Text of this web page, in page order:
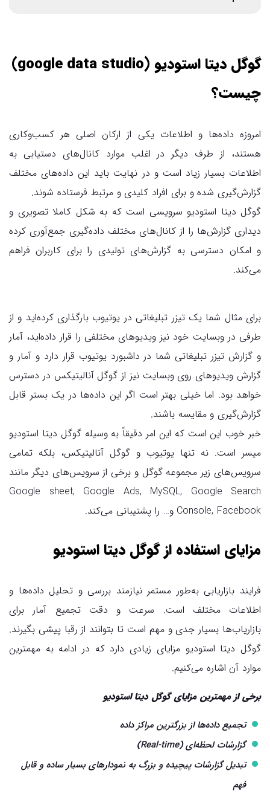
گوگل دیتا استودیو (google data studio)
چیست؟
امروزه داده‌ها و اطلاعات یکی از ارکان اصلی هر کسب‌وکاری
هستند، از طرف دیگر در اغلب موارد کانال‌های دستیابی به
اطلاعات بسیار زیاد است و در نهایت باید این داده‌های مختلف
گزارش‌گیری شده و برای افراد کلیدی و مرتبط فرستاده شوند.
گوگل دیتا استودیو سرویسی است که به شکل کاملا تصویری و
دیداری گزارش‌ها را از کانال‌های مختلف داده‌گیری جمع‌آوری کرده
و امکان دسترسی به گزارش‌های تولیدی را برای کاربران فراهم
می‌کند.
برای مثال شما یک تیزر تبلیغاتی در یوتیوب بارگذاری کرده‌اید و از
طرفی در وبسایت خود نیز ویدیوهای مختلفی را قرار داده‌اید، آمار
و گزارش تیزر تبلیغاتی شما در داشبورد یوتیوب قرار دارد و آمار و
گزارش ویدیوهای روی وبسایت نیز از گوگل آنالیتیکس در دسترس
خواهد بود. اما خیلی بهتر است اگر این داده‌ها در یک بستر قابل
گزارش‌گیری و مقایسه باشند.
خبر خوب این است که این امر دقیقاً به وسیله گوگل دیتا استودیو
میسر است. نه تنها یوتیوب و گوگل آنالیتیکس، بلکه تمامی
سرویس‌های زیر مجموعه گوگل و برخی از سرویس‌های دیگر مانند
Google sheet, Google Ads, MySQL, Google Search
Console, Facebook و… را پشتیبانی می‌کند.
مزایای استفاده از گوگل دیتا استودیو
فرایند بازاریابی به‌طور مستمر نیازمند بررسی و تحلیل داده‌ها و
اطلاعات مختلف است. سرعت و دقت تجمیع آمار برای
بازاریاب‌ها بسیار جدی و مهم است تا بتوانند از رقبا پیشی بگیرند.
گوگل دیتا استودیو مزایای زیادی دارد که در ادامه به مهمترین
موارد آن اشاره می‌کنیم.
برخی از مهمترین مزایای گوگل دیتا استودیو
تجمیع داده‌ها از بزرگترین مراکز داده
گزارشات لحظه‌ای (Real-time)
تبدیل گزارشات پیچیده و بزرگ به نمودارهای بسیار ساده و قابل
فهم